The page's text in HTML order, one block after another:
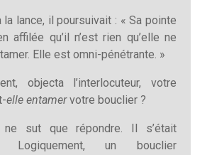
la lance, il poursuivait : « Sa pointe
affilée qu’il n’est rien qu’elle ne
Elle est omni-pénétrante. »
objecta l’interlocuteur, votre
elle entamervotre bouclier ?
ne sut que répondre. Il s’était
Logiquement, un bouclier